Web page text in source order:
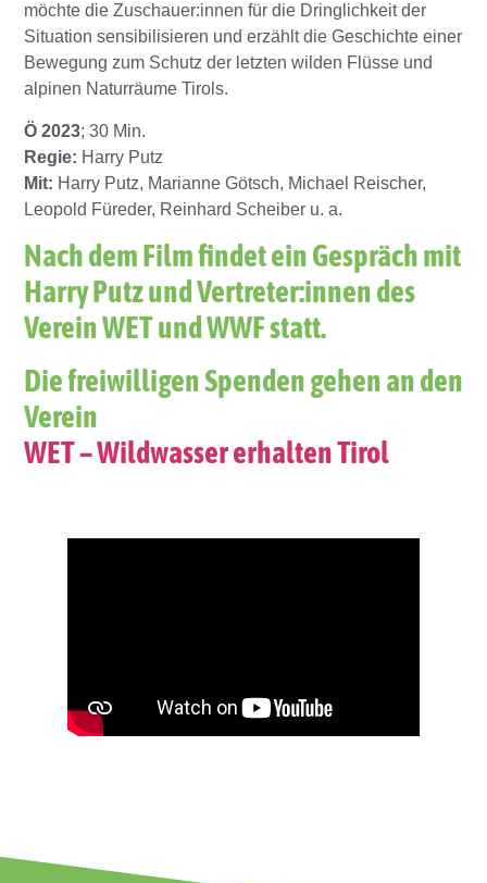
möchte die Zuschauer:innen für die Dringlichkeit der
Situation sensibilisieren und erzählt die Geschichte einer
Bewegung zum Schutz der letzten wilden Flüsse und
alpinen Naturräume Tirols.
Ö 2023; 30 Min.
Regie: Harry Putz
Mit: Harry Putz, Marianne Götsch, Michael Reischer,
Leopold Füreder, Reinhard Scheiber u. a.
Nach dem Film findet ein Gespräch mit
Harry Putz und Vertreter:innen des
Verein WET und WWF statt.
Die freiwilligen Spenden gehen an den
Verein
WET – Wildwasser erhalten Tirol